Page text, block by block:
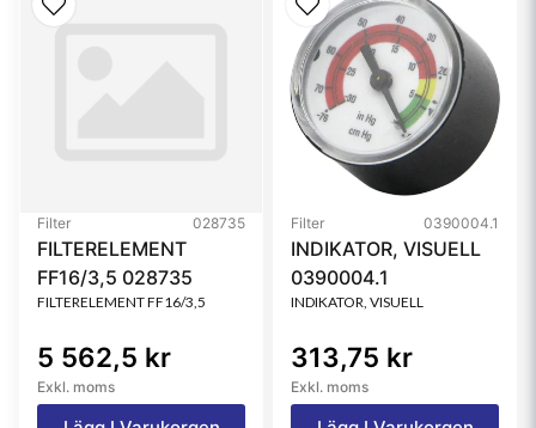
Filter 028735
FILTERELEMENT
FF16/3,5 028735
FILTERELEMENT FF16/3,5
5 562,5 kr
Exkl. moms
Filter 0390004.1
INDIKATOR, VISUELL
0390004.1
INDIKATOR, VISUELL
313,75 kr
Exkl. moms